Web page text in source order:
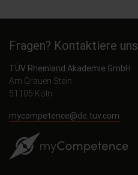
Fragen? Kontaktiere uns
TÜV Rheinland Akademie GmbH
Am Grauen Stein
51105 Köln
mycompetence@de.tuv.com